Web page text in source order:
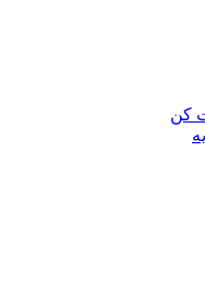
کن